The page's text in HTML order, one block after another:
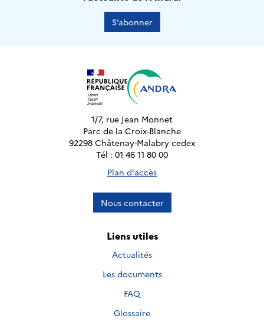
S’abonner
1/7, rue Jean Monnet
Parc de la Croix-Blanche
92298 Châtenay-Malabry cedex
Tél : 01 46 11 80 00
Plan d'accès
Nous contacter
Liens utiles
Actualités
Les documents
FAQ
Glossaire